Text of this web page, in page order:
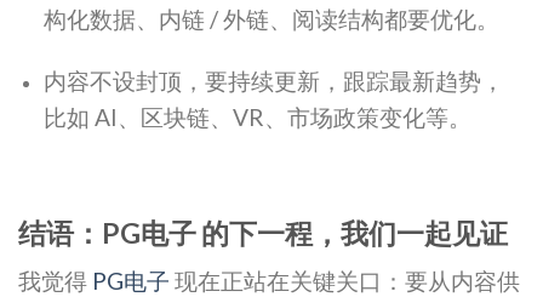
构化数据、内链 / 外链、阅读结构都要优化。
内容不设封顶，要持续更新，跟踪最新趋势，
比如 AI、区块链、VR、市场政策变化等。
结语：PG电子 的下一程，我们一起见证
我觉得 PG电子 现在正站在关键关口：要从内容供